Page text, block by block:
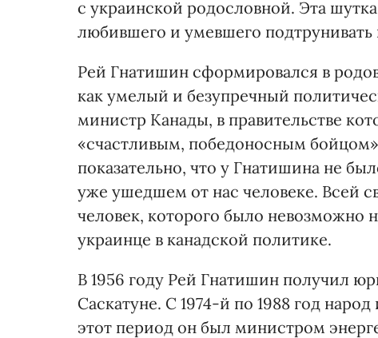
с украинской родословной. Эта
любившего и умевшего
Рей Гнатишин сформировался в
как умелый и безупречный
министр Канады, в правительстве
«счастливым, победоносным
показательно, что у Гнатишина не
уже ушедшем от нас человеке. Всей
человек, которого было невозможно
украинце в канадской политике.
В 1956 году Рей Гнатишин получил
Саскатуне. С 1974-й по 1988 год
этот период он был министром